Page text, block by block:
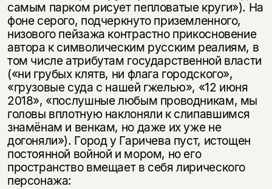
самым парком рисует пепловатые круги»). На
фоне серого, подчеркнуто приземленного,
низового пейзажа контрастно прикосновение
автора к символическим русским реалиям, в
том числе атрибутам государственной власти
(«ни грубых клятв, ни флага городского»,
«грузовые суда с нашей гжелью», «12 июня
2018», «послушные любым проводникам, мы
головы вплотную наклоняли к слипавшимся
знамёнам и венкам, но даже их уже не
догоняли»). Город у Гаричева пуст, истощен
постоянной войной и мором, но его
пространство вмещает в себя лирического
персонажа: